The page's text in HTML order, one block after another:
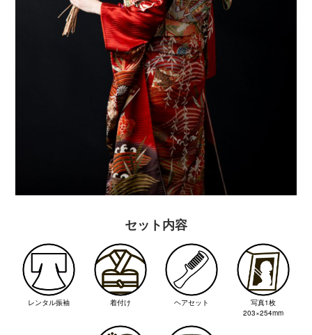
セット内容
レンタル振袖 着付け ヘアセット
写真1枚
203×254mm